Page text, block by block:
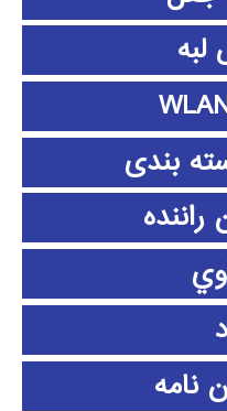
بندی
نامه